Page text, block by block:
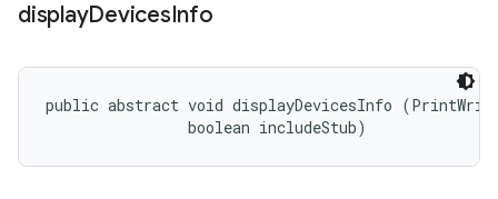
displayDevicesInfo
public abstract void displayDevicesInfo
                boolean includeStub)